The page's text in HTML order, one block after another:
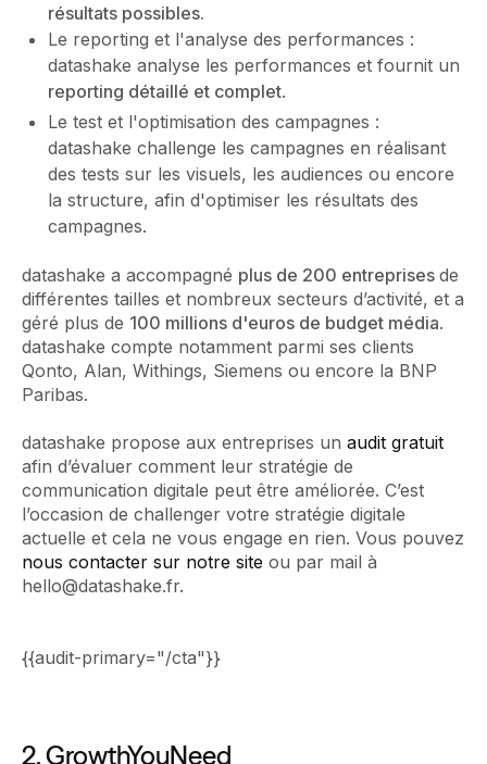
résultats possibles.
Le reporting et l'analyse des performances :
datashake analyse les performances et fournit un
reporting détaillé et complet.
Le test et l'optimisation des campagnes :
datashake challenge les campagnes en réalisant
des tests sur les visuels, les audiences ou encore
la structure, afin d'optimiser les résultats des
campagnes.
datashake a accompagné plus de 200 entreprises de
différentes tailles et nombreux secteurs d’activité, et a
géré plus de 100 millions d'euros de budget média.
datashake compte notamment parmi ses clients
Qonto, Alan, Withings, Siemens ou encore la BNP
Paribas.
datashake propose aux entreprises un audit gratuit
afin d’évaluer comment leur stratégie de
communication digitale peut être améliorée. C’est
l’occasion de challenger votre stratégie digitale
actuelle et cela ne vous engage en rien. Vous pouvez
nous contacter sur notre site ou par mail à
hello@datashake.fr.‍
{{audit-primary="/cta"}}
2. GrowthYouNeed